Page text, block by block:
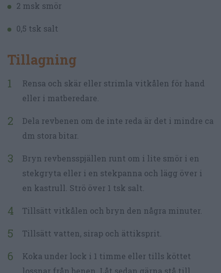
2 msk smör
0,5 tsk salt
Tillagning
Rensa och skär eller strimla vitkålen för hand
eller i matberedare.
Dela revbenen om de inte reda är det i mindre ca
dm stora bitar.
Bryn revbensspjällen runt om i lite smör i en
stekgryta eller i en stekpanna och lägg över i
en kastrull. Strö över 1 tsk salt.
Tillsätt vitkålen och bryn den några minuter.
Tillsätt vatten, sirap och ättiksprit.
Koka under lock i 1 timme eller tills köttet
lossnar från benen. Låt sedan gärna stå till